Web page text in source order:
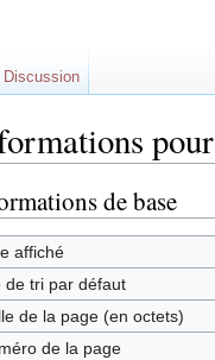
de base
affiché
de tri par défaut
de la page (en octets)
de la page
Discussion